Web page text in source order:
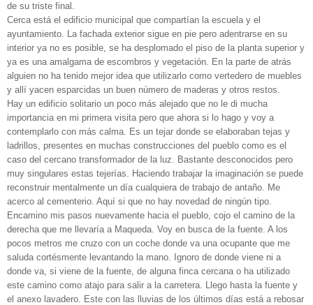
de su triste final.
Cerca está el edificio municipal que compartían la escuela y el
ayuntamiento. La fachada exterior sigue en pie pero adentrarse en su
interior ya no es posible, se ha desplomado el piso de la planta superior y
ya es una amalgama de escombros y vegetación. En la parte de atrás
alguien no ha tenido mejor idea que utilizarlo como vertedero de muebles
y allí yacen esparcidas un buen número de maderas y otros restos.
Hay un edificio solitario un poco más alejado que no le di mucha
importancia en mi primera visita pero que ahora si lo hago y voy a
contemplarlo con más calma. Es un tejar donde se elaboraban tejas y
ladrillos, presentes en muchas construcciones del pueblo como es el
caso del cercano transformador de la luz. Bastante desconocidos pero
muy singulares estas tejerías. Haciendo trabajar la imaginación se puede
reconstruir mentalmente un día cualquiera de trabajo de antaño. Me
acerco al cementerio. Aquí si que no hay novedad de ningún tipo.
Encamino mis pasos nuevamente hacia el pueblo, cojo el camino de la
derecha que me llevaría a Maqueda. Voy en busca de la fuente. A los
pocos metros me cruzo con un coche donde va una ocupante que me
saluda cortésmente levantando la mano. Ignoro de donde viene ni a
donde va, si viene de la fuente, de alguna finca cercana o ha utilizado
este camino como atajo para salir a la carretera. Llego hasta la fuente y
el anexo lavadero. Este con las lluvias de los últimos días está a rebosar